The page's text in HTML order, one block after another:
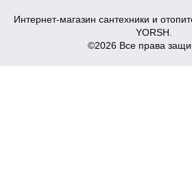
Интернет-магазин сантехники и
YORSH.
©2026 Все права